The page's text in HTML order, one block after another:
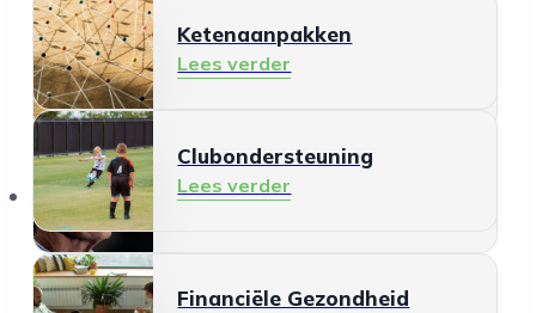
Ontmoeten en meedoen
Lees verder
Mantelzorg
Lees verder
Financiële Gezondheid
Ketenaanpakken
Lees verder
Clubondersteuning
Lees verder
Aanbod